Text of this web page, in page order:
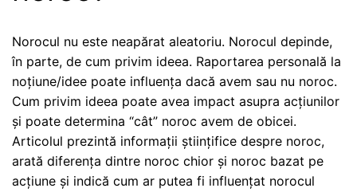
Norocul nu este neapărat aleatoriu. Norocul depinde,
în parte, de cum privim ideea. Raportarea personală la
noțiune/idee poate influența dacă avem sau nu noroc.
Cum privim ideea poate avea impact asupra acțiunilor
și poate determina “cât” noroc avem de obicei.
Articolul prezintă informații științifice despre noroc,
arată diferența dintre noroc chior și noroc bazat pe
acțiune și indică cum ar putea fi influențat norocul